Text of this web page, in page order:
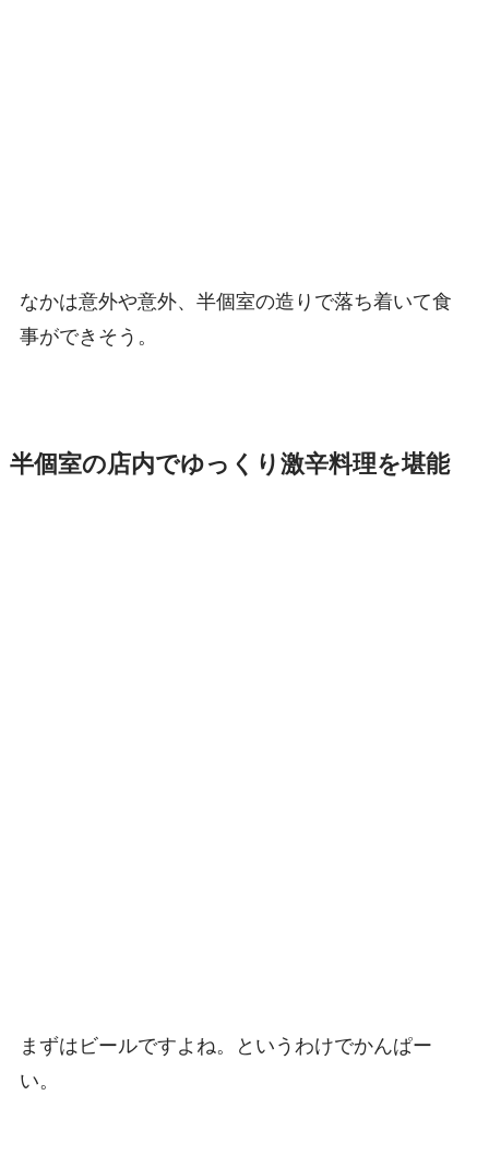
なかは意外や意外、半個室の造りで落ち着いて食
事ができそう。
半個室の店内でゆっくり激辛料理を堪能
まずはビールですよね。というわけでかんぱー
い。